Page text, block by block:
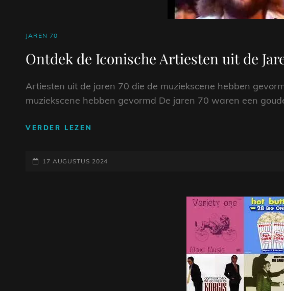
CAT
JAREN 70
Ontdek de Iconische Artiesten uit de
Artiesten uit de jaren 70 die de muziekscene hebben
muziekscene hebben gevormd De jaren 70 waren een
VERDER LEZEN
ARTIESTEN
GEPLAATST
17 AUGUSTUS 2024